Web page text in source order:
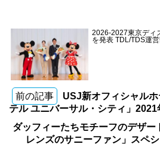
2026-2027東京ディ
を発表 TDL/TDS運
前の記事
USJ新オフィシャル
テル ユニバーサル・シティ」2021
ダッフィーたちモチーフのデザ
レンズのサニーファン」スペ